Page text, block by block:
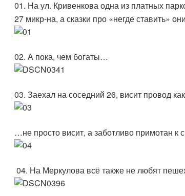
01. На ул. Кривенкова одна из платных
27 микр-на, а сказки про «негде ставить»
02. А пока, чем богаты…
03. Заехал на соседний 26, висит провод
…не просто висит, а заботливо примотан к
04. На Меркулова всё также не любят